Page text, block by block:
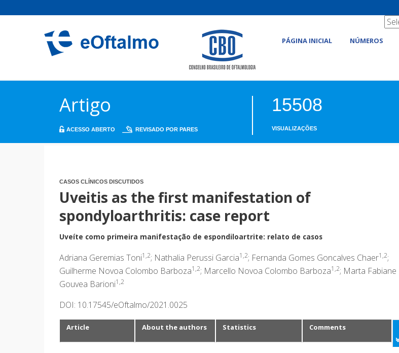
PÁGINA INICIAL NÚMEROS
Artigo
ACESSO ABERTO REVISADO POR PARES
15508
VISUALIZAÇÕES
CASOS CLÍNICOS DISCUTIDOS
Uveitis as the first manifestation of
spondyloarthritis: case report
Uveíte como primeira manifestação de espondiloartrite: relato de casos
Adriana Geremias Toni1,2; Nathalia Perussi Garcia1,2; Fernanda Gomes Goncalves Chaer1,2;
Guilherme Novoa Colombo Barboza1,2; Marcello Novoa Colombo Barboza1,2; Marta Fabiane
Gouvea Barioni1,2
DOI: 10.17545/eOftalmo/2021.0025
Article About the authors Statistics Comments